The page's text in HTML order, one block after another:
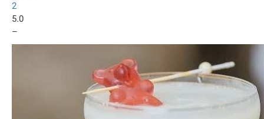
2
5.0
–